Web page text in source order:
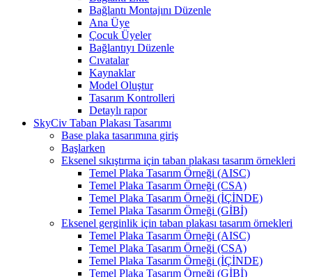
Bağlantı Montajını Düzenle
Ana Üye
Çocuk Üyeler
Bağlantıyı Düzenle
Cıvatalar
Kaynaklar
Model Oluştur
Tasarım Kontrolleri
Detaylı rapor
SkyCiv Taban Plakası Tasarımı
Base plaka tasarımına giriş
Başlarken
Eksenel sıkıştırma için taban plakası tasarım örnekleri
Temel Plaka Tasarım Örneği (AISC)
Temel Plaka Tasarım Örneği (CSA)
Temel Plaka Tasarım Örneği (İÇİNDE)
Temel Plaka Tasarım Örneği (GİBİ)
Eksenel gerginlik için taban plakası tasarım örnekleri
Temel Plaka Tasarım Örneği (AISC)
Temel Plaka Tasarım Örneği (CSA)
Temel Plaka Tasarım Örneği (İÇİNDE)
Temel Plaka Tasarım Örneği (GİBİ)